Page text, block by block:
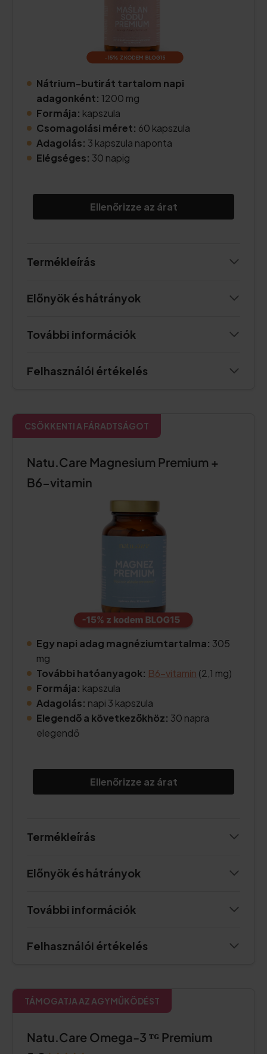
Nátrium-butirát tartalom napi
adagonként: 1200 mg
Formája: kapszula
Csomagolási méret: 60 kapszula
Adagolás: 3 kapszula naponta
Elégséges: 30 napig
Ellenőrizze az árat
Termékleírás
Előnyök és hátrányok
További információk
Felhasználói értékelés
CSÖKKENTI A FÁRADTSÁGOT
Natu.Care Magnesium Premium +
B6-vitamin
Egy napi adag magnéziumtartalma: 305
mg
További hatóanyagok: B6-vitamin (2,1 mg)
Formája: kapszula
Adagolás: napi 3 kapszula
Elegendő a következőkhöz: 30 napra
elegendő
Ellenőrizze az árat
Termékleírás
Előnyök és hátrányok
További információk
Felhasználói értékelés
TÁMOGATJA AZ AGYMŰKÖDÉST
Natu.Care Omega-3 ᵀᴳ Premium